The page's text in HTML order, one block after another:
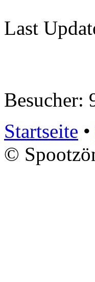
Last
Besucher:
Startseite •
©